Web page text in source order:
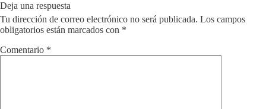
Deja una respuesta
Tu dirección de correo electrónico no será publicada. Los campos
obligatorios están marcados con *
Comentario *